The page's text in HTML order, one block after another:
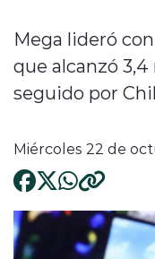
Mega lideró
que alcanzó
seguido por
Miércoles 22 de